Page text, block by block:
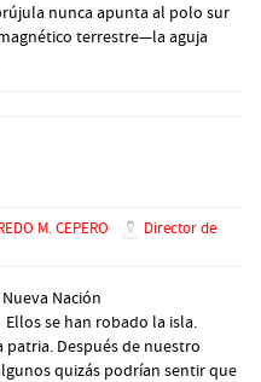
nunca apunta al polo sur
terrestre—la aguja
M. CEPERO
Director de
Nación
se han robado la isla.
Después de nuestro
quizás podrían sentir que